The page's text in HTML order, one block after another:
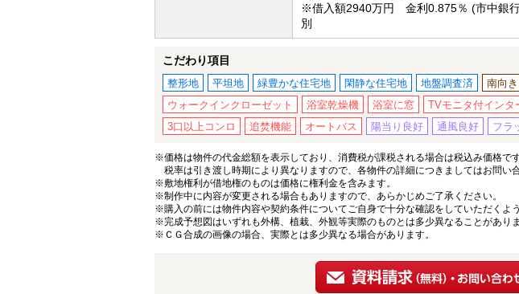
※借入額2940万円 金利0.875％ (市中銀
別
こだわり項目
整形地 平坦地 緑豊かな住宅地 閑静な住宅地 地盤調査済 南向き
ウォークインクローゼット
浴室乾燥機 浴室に窓 TVモニタ付インタ
3口以上コンロ
追焚機能 オートバス 陽当り良好 通風良好 フラ
※価格は物件の代金総額を表示しており、消費税が課税される場合は税込み価格で
税率は引き渡し時期により異なりますので、各物件の詳細につきましてはお問い
※敷地権利が借地権のものは価格に権利金を含みます。
※制作中に内容が変更される場合もありますので、あらかじめご了承ください。
※購入の前には物件内容や契約条件についてご自身で十分な確認をしていただくよ
※完成予想図はいずれも外構、植栽、外観等実際のものとは多少異なることがありま
※ＣＧ合成の画像の場合、実際とは多少異なる場合があります。